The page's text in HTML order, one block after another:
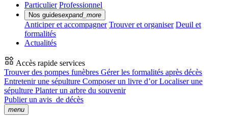
Particulier Professionnel
Nos guidesexpand_more
Anticiper et accompagner Trouver et organiser Deuil et
formalités
Actualités
Accès rapide services
Trouver des pompes funèbres Gérer les formalités après décès
Entretenir une sépulture Composer un livre d’orLocaliser une
sépulture Planter un arbre du souvenir
Publier un avis de décès
menu